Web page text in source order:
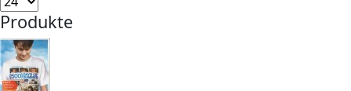
Produkte